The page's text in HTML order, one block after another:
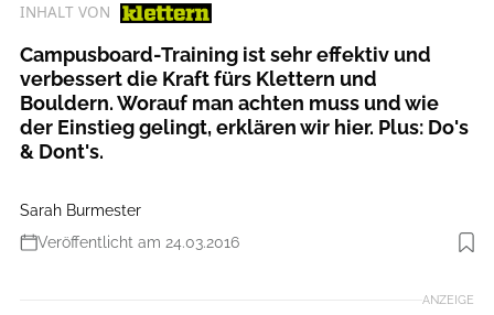
INHALT VON
Campusboard-Training ist sehr effektiv und
verbessert die Kraft fürs Klettern und
Bouldern. Worauf man achten muss und wie
der Einstieg gelingt, erklären wir hier. Plus: Do's
& Dont's.
Sarah Burmester
Veröffentlicht am 24.03.2016
Foto: Ralph Stöhr
ANZEIGE